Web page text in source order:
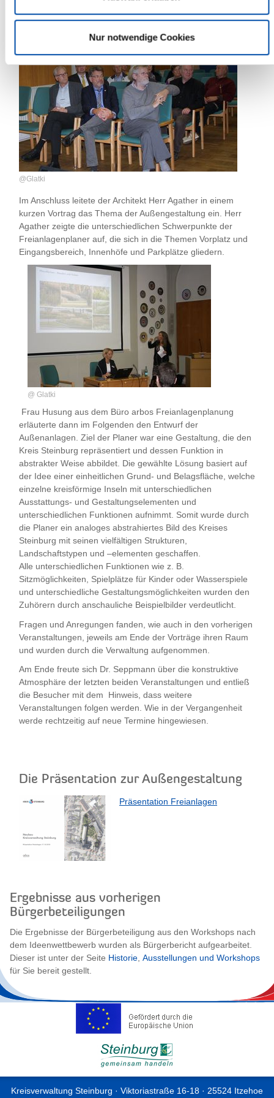
Nur notwendige Cookies
@Glatki
Im Anschluss leitete der Architekt Herr Agather in einem
kurzen Vortrag das Thema der Außengestaltung ein. Herr
Agather zeigte die unterschiedlichen Schwerpunkte der
Freianlagenplaner auf, die sich in die Themen Vorplatz und
Eingangsbereich, Innenhöfe und Parkplätze gliedern.
@ Glatki
Frau Husung aus dem Büro arbos Freianlagenplanung
erläuterte dann im Folgenden den Entwurf der
Außenanlagen. Ziel der Planer war eine Gestaltung, die den
Kreis Steinburg repräsentiert und dessen Funktion in
abstrakter Weise abbildet. Die gewählte Lösung basiert auf
der Idee einer einheitlichen Grund- und Belagsfläche, welche
einzelne kreisförmige Inseln mit unterschiedlichen
Ausstattungs- und Gestaltungselementen und
unterschiedlichen Funktionen aufnimmt. Somit wurde durch
die Planer ein analoges abstrahiertes Bild des Kreises
Steinburg mit seinen vielfältigen Strukturen,
Landschaftstypen und –elementen geschaffen.
Alle unterschiedlichen Funktionen wie z. B.
Sitzmöglichkeiten, Spielplätze für Kinder oder Wasserspiele
und unterschiedliche Gestaltungsmöglichkeiten wurden den
Zuhörern durch anschauliche Beispielbilder verdeutlicht.
Fragen und Anregungen fanden, wie auch in den vorherigen
Veranstaltungen, jeweils am Ende der Vorträge ihren Raum
und wurden durch die Verwaltung aufgenommen.
Am Ende freute sich Dr. Seppmann über die konstruktive
Atmosphäre der letzten beiden Veranstaltungen und entließ
die Besucher mit dem Hinweis, dass weitere
Veranstaltungen folgen werden. Wie in der Vergangenheit
werde rechtzeitig auf neue Termine hingewiesen.
Die Präsentation zur Außengestaltung
Präsentation Freianlagen
Ergebnisse aus vorherigen
Bürgerbeteiligungen
Die Ergebnisse der Bürgerbeteiligung aus den Workshops nach
dem Ideenwettbewerb wurden als Bürgerbericht aufgearbeitet.
Dieser ist unter der Seite Historie Ausstellungen und Workshops
für Sie bereit gestellt.
Kreisverwaltung Steinburg · Viktoriastraße 16-18 · 25524 Itzehoe